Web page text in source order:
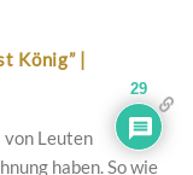
König” |
von Leuten
haben. So wie
29